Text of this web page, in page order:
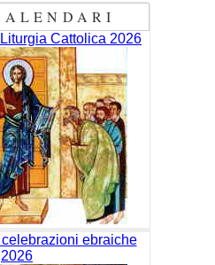
Cattolica 2026
ebraiche
2026